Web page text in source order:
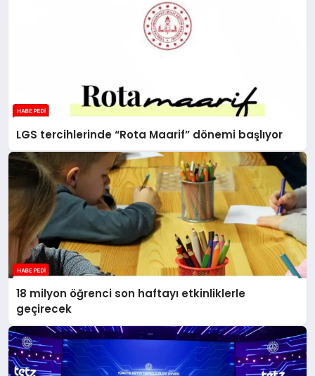
LGS tercihlerinde “Rota Maarif” dönemi başlıyor
18 milyon öğrenci son haftayı etkinliklerle
geçirecek